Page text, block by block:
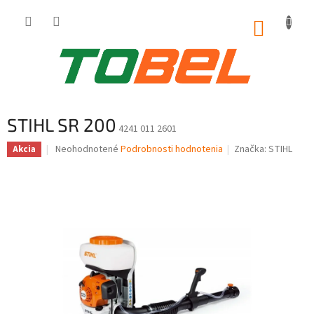
STIHL SR 200 4241 011 2601
Akcia
Priemerné
hviezdičiek.
Neohodnotené Podrobnosti hodnotenia Značka:STIHL